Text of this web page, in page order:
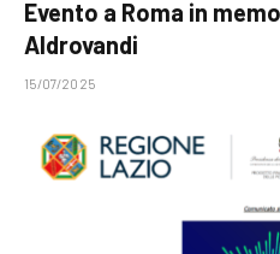
Evento a Roma in
Aldrovandi
15/07/2025